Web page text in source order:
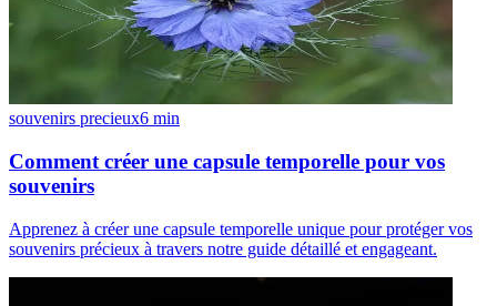
souvenirs precieux6 min
Comment créer une capsule temporelle pour vos
souvenirs
Apprenez à créer une capsule temporelle unique pour protéger vos
souvenirs précieux à travers notre guide détaillé et engageant.